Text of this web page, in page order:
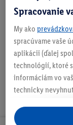
Na stiahnutie
Spracovanie
My ako
spracúvame vaše
aplikácii (ďalej
technológií, ktoré
informáciám vo
technicky
personalizovanú